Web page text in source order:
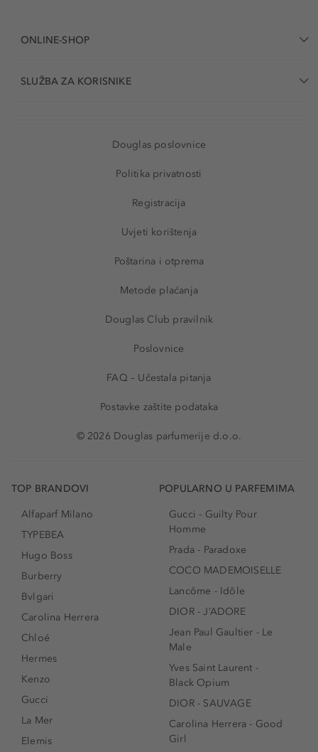
ONLINE-SHOP
SLUŽBA ZA KORISNIKE
Douglas poslovnice
Politika privatnosti
Registracija
Uvjeti korištenja
Poštarina i otprema
Metode plaćanja
Douglas Club pravilnik
Poslovnice
FAQ – Učestala pitanja
Postavke zaštite podataka
© 2026 Douglas parfumerije d.o.o.
TOP BRANDOVI
Alfaparf Milano
TYPEBEA
Hugo Boss
Burberry
Bvlgari
Carolina Herrera
Chloé
Hermes
Kenzo
Gucci
La Mer
Elemis
POPULARNO U PARFEMIMA
Gucci - Guilty Pour
Homme
Prada - Paradoxe
COCO MADEMOISELLE
Lancôme - Idôle
DIOR - J’ADORE
Jean Paul Gaultier - Le
Male
Yves Saint Laurent -
Black Opium
DIOR - SAUVAGE
Carolina Herrera - Good
Girl